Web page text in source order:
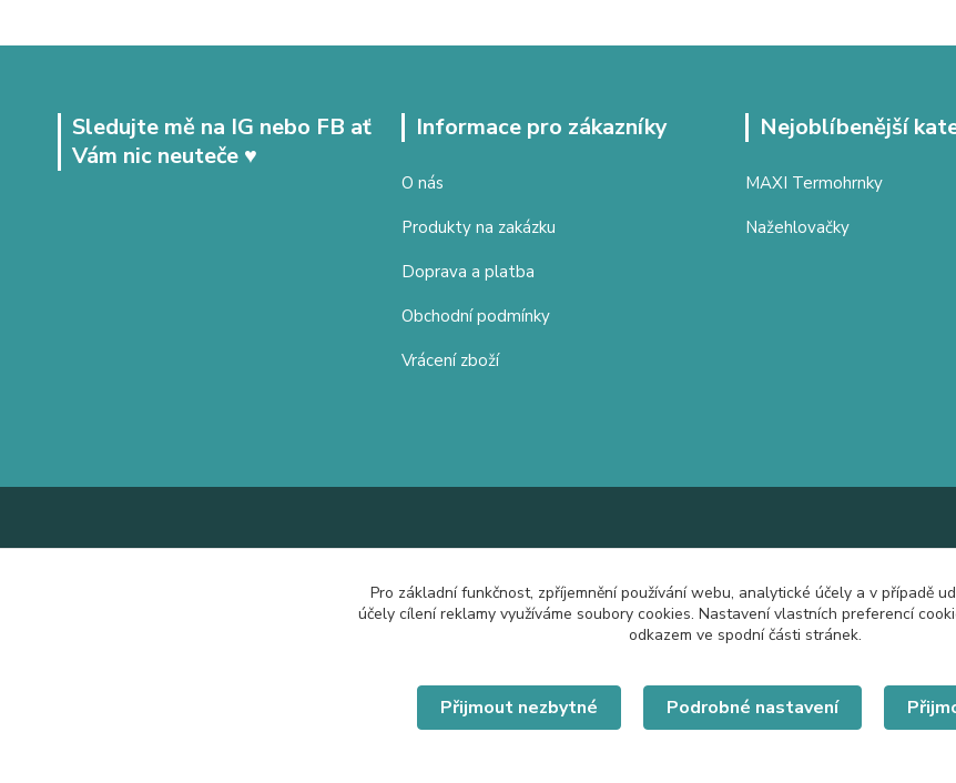
Sledujte mě na IG nebo FB ať
Vám nic neuteče ♥
Informace pro zákazníky
O nás
Produkty na zakázku
Doprava a platba
Obchodní podmínky
Vrácení zboží
Nejoblíbenější
MAXI Termohrnky
Nažehlovačky
Pro základní funkčnost, zpříjemnění používání webu, analytické účely a v případě
účely cílení reklamy využíváme soubory cookies. Nastavení vlastních preferencí
odkazem ve spodní části stránek.
Přijmout nezbytné Podrobné nastavení